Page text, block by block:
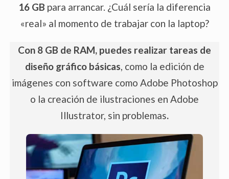
16 GB para arrancar. ¿Cuál sería la diferencia
«real» al momento de trabajar con la laptop?
Con 8 GB de RAM, puedes realizar tareas de
diseño gráfico básicas, como la edición de
imágenes con software como Adobe Photoshop
o la creación de ilustraciones en Adobe
Illustrator, sin problemas.